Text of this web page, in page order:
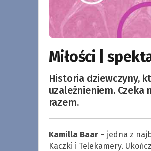
Miłości |
Historia dziewczyny,
uzależnieniem.
razem.
Kamilla Baar– jedna z
Kaczki i Telekamery.